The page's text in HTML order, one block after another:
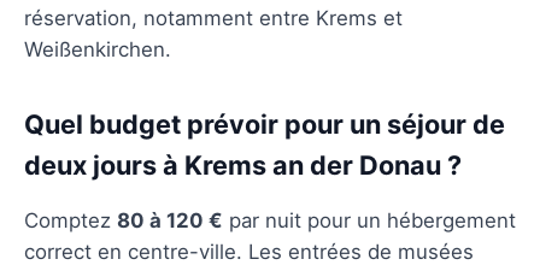
réservation, notamment entre Krems et
Weißenkirchen.
Quel budget prévoir pour un séjour de
deux jours à Krems an der Donau ?
Comptez 80 à 120 € par nuit pour un hébergement
correct en centre-ville. Les entrées de musées